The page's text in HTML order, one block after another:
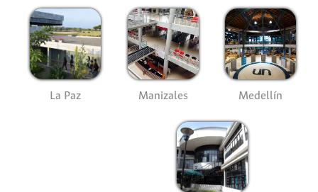
La Paz Manizales Medellín